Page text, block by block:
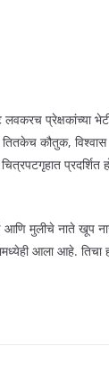
प्रेक्षकांच्या
कौतुक, विश्वास
प्रदर्शित
आणि मुलीचे नाते खूप
आला आहे. तिचा